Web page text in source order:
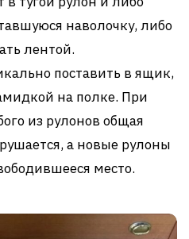
наволочку, либо
лентой.
поставить в ящик,
на полке. При
из рулонов общая
а новые рулоны
место.